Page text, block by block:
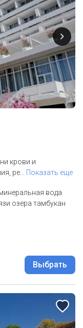
крови и
ре
Показать еще
вода
озера тамбукан
Выбрать